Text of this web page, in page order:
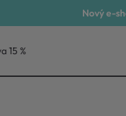
Nový e-
15 %